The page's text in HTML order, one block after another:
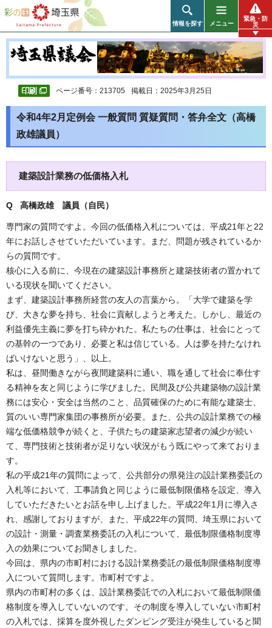
彩の国 埼玉県
情報を探す メニュー
緊急・防
災
ページ番号：213705 掲載日：2025年3月25日
令和4年2月定例会 一般質問 質疑質問・答弁全文（高橋
政雄議員）
建築設計業務の低価格入札
Q 高橋政雄 議員（自民）
専門家の質問ですよ。今回の低価格入札については、平成21年と22
年にお話しさせていただいています。まだ、問題が残されているか
らの質問です。
核心に入る前に、今現在の建築設計事務所と建築技術者の置かれて
いる現状を聞いてください。
まず、建築設計事務所経営の友人の言葉から。「大学で建築を学
び、大きな夢を持ち、社会に貢献しようと考えた。しかし、最近の
利益優先主義に夢を打ち砕かれた。私たちの仕事は、社会にとって
の基幹の一つであり、必要と私は信じている。人は夢を持たなけれ
ばいけないと思う」、以上。
私は、昼間働きながら夜間建築科に通い、職を通して社会に奉仕す
る精神を友と同じように学びました。民間及び公共建築物の設計業
務には安心・安全は当然のこと、品質確保のために有能な建築士、
質のいい専門家集団の事務所が必要。また、公共の設計業務での極
端な低価格競争が続くと、子供たちの建築家志望者の減少が続い
て、専門技術と技術者が足りない状況がもう既にやって来ておりま
す。
私の平成21年の質問によって、公共部分の県発注の設計業務委託の
入札等において、工事請負と同じように最低制限価格を設定、導入
していただきたいとお話を申し上げました。平成22年1月に導入さ
れ、感謝しておりますが、また、平成22年の質問、埼玉県において
の設計・測量・調査業務委託の入札について、最低制限価格制度導
入の効果についてお聞きしました。
今回は、県内の市町村における設計業務委託の最低制限価格制度導
入について質問します。市町村ですよ。
県内の市町村の多くは、設計業務委託での入札において最低制限価
格制度を導入していないのです。その制度を導入していない市町村
の入札では、採算を度外視したダンピング受注が発生していると聞